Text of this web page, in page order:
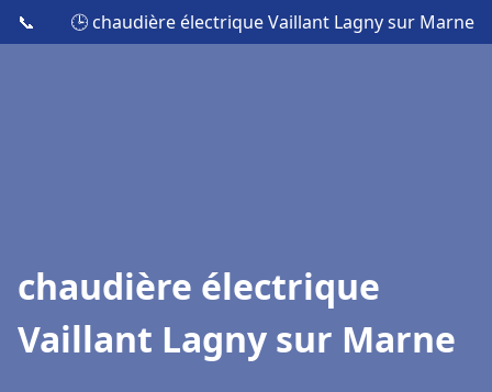
📞 🕒 chaudière électrique Vaillant Lagny sur Marne
chaudière électrique
Vaillant Lagny sur Marne